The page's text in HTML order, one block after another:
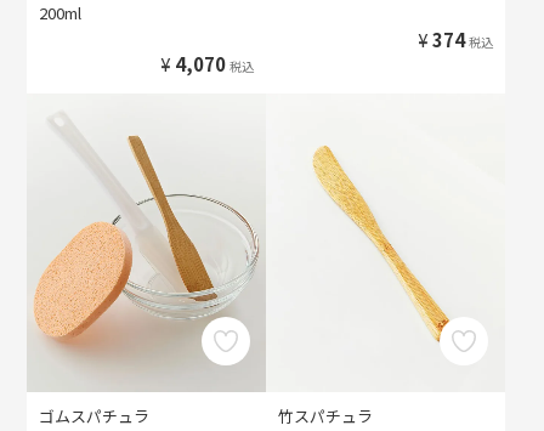
200ml
¥ 4,070 税込
¥374 税込
ゴムスパチュラ 竹スパチュラ